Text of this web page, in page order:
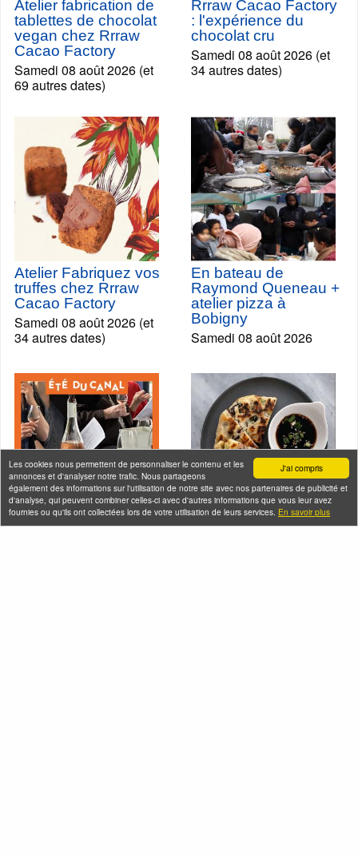
J'ai compris
Les cookies nous permettent de personnaliser le contenu et les
annonces et d'analyser notre trafic. Nous partageons
également des informations sur l'utilisation de notre site avec nos partenaires de publicité et
d'analyse, qui peuvent combiner celles-ci avec d'autres informations que vous leur avez
fournies ou qu'ils ont collectées lors de votre utilisation de leurs services. En savoir plus
Atelier fabrication de
tablettes de chocolat
vegan chez Rrraw
Cacao Factory
Samedi 08 août 2026 (et
69 autres dates)
Rrraw Cacao Factory
: l'expérience du
chocolat cru
Samedi 08 août 2026 (et
34 autres dates)
Atelier Fabriquez vos
truffes chez Rrraw
Cacao Factory
Samedi 08 août 2026 (et
34 autres dates)
En bateau de
Raymond Queneau +
atelier pizza à
Bobigny
Samedi 08 août 2026
Croisière dégustation
Visites gourmandes -